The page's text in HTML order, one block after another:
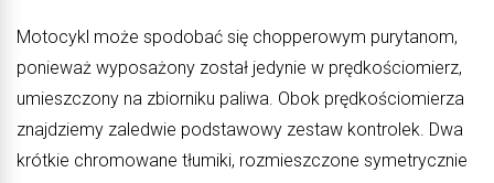
Motocykl może spodobać się chopperowym purytanom,
ponieważ wyposażony został jedynie w prędkościomierz,
umieszczony na zbiorniku paliwa. Obok prędkościomierza
znajdziemy zaledwie podstawowy zestaw kontrolek. Dwa
krótkie chromowane tłumiki, rozmieszczone symetrycznie